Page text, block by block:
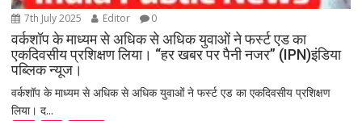
7th July 2025 Editor 0
वर्कशॉप के माध्यम से अधिक से अधिक युवाओं ने फर्स्ट एड का
एकदिवसीय प्रशिक्षण लिया। “हर खबर पर पैनी नजर” (IPN)इंडिया
पब्लिक न्यूज।
वर्कशॉप के माध्यम से अधिक से अधिक युवाओं ने फर्स्ट एड का एकदिवसीय प्रशिक्षण
लिया। द...